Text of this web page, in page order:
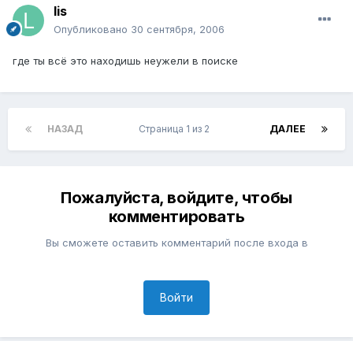
lis
Опубликовано 30 сентября, 2006
где ты всё это находишь неужели в поиске
НАЗАД ДАЛЕЕ
Страница 1 из 2
Пожалуйста, войдите, чтобы
комментировать
Вы сможете оставить комментарий после входа в
Войти